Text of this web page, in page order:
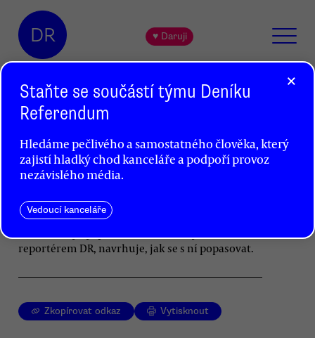
DR ♥ Daruji
Média chybují v psaní
o klimatické krizi. V čem a proč?
Jan Kašpárek
Řešení klimatické krize je komplexní politická
otázka, a tudíž novinářům často plete hlavu.
reportérem DR, navrhuje, jak se s ní popasovat.
Zkopírovat odkaz Vytisknout
×
Staňte se součástí týmu Deníku
Referendum
Hledáme pečlivého a samostatného člověka, který
zajistí hladký chod kanceláře a podpoří provoz
nezávislého média.
Vedoucí kanceláře